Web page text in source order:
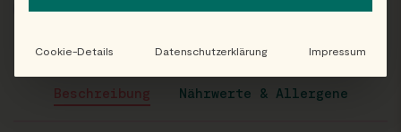
AUSWÄHLEN
Beschreibung Nährwerte & Allergene
Cookie-Details Datenschutzerklärung Impressum